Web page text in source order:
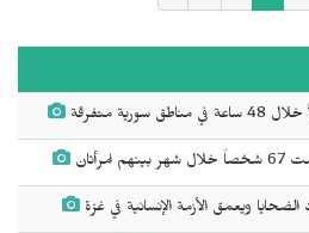
ويعمق الأزمة الإنسانية في غزة